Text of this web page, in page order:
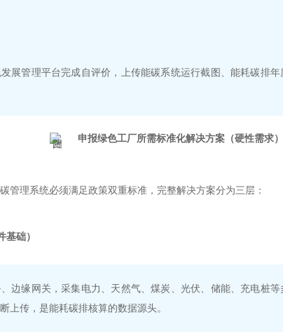
展管理平台完成自评价，上传能碳系统运行截图、能耗碳排
申报绿色工厂所需标准化解决方案（硬性需求）
管理系统必须满足政策双重标准，完整解决方案分为三层：
础）
边缘网关，采集电力、天然气、煤炭、光伏、储能、充电桩
上传，是能耗碳排核算的数据源头。